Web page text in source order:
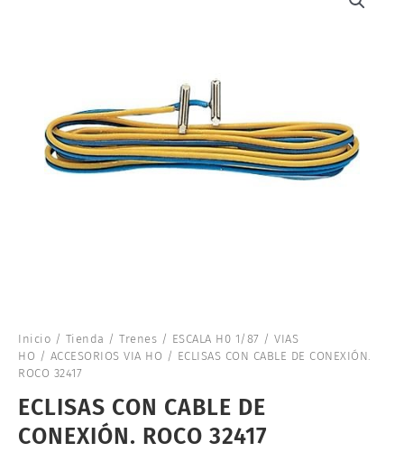
Inicio / Tienda / Trenes / ESCALA H0 1/87 / VIAS
HO / ACCESORIOS VIA HO / ECLISAS CON CABLE DE CONEXIÓN.
ROCO 32417
ECLISAS CON CABLE DE
CONEXIÓN. ROCO 32417